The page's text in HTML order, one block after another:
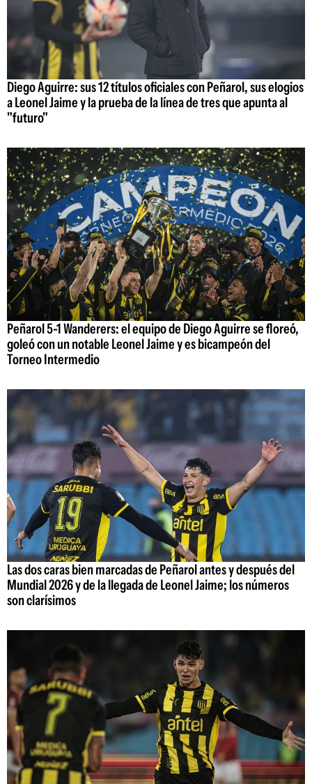
Diego Aguirre: sus 12 títulos oficiales con Peñarol, sus elogios
a Leonel Jaime y la prueba de la línea de tres que apunta al
"futuro"
Peñarol 5-1 Wanderers: el equipo de Diego Aguirre se floreó,
goleó con un notable Leonel Jaime y es bicampeón del
Torneo Intermedio
Las dos caras bien marcadas de Peñarol antes y después del
Mundial 2026 y de la llegada de Leonel Jaime; los números
son clarísimos